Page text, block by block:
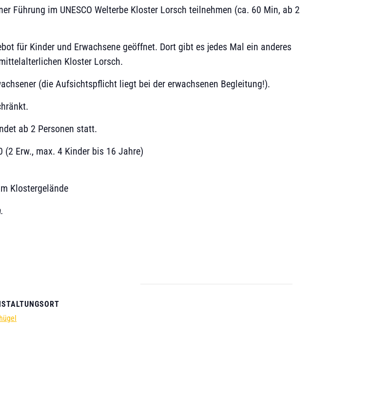
Führung im UNESCO Welterbe Kloster Lorsch teilnehmen (ca. 60 Min, ab 2
für Kinder und Erwachsene geöffnet. Dort gibt es jedes Mal ein anderes
Kloster Lorsch.
(die Aufsichtspflicht liegt bei der erwachsenen Begleitung!).
ab 2 Personen statt.
Erw., max. 4 Kinder bis 16 Jahre)
Klostergelände